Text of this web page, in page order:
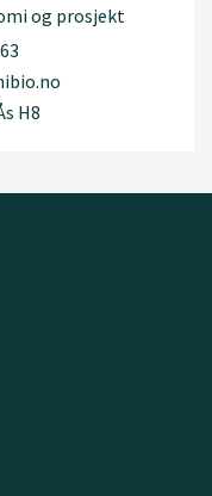
og prosjekt
H8